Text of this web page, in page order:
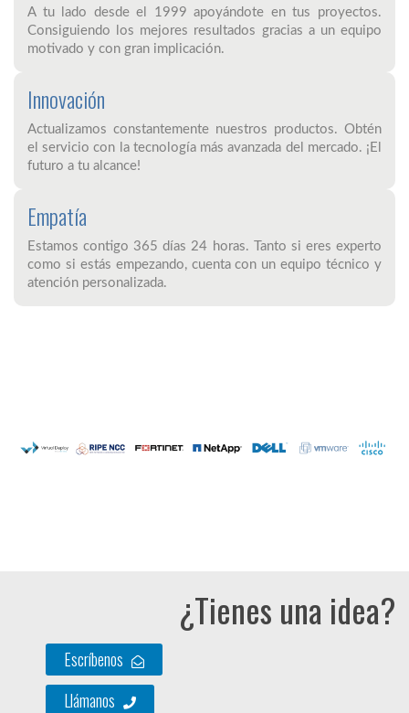
A tu lado desde el 1999 apoyándote en tus proyectos.
Consiguiendo los mejores resultados gracias a un equipo
motivado y con gran implicación.
Innovación
Actualizamos constantemente nuestros productos. Obtén
el servicio con la tecnología más avanzada del mercado. ¡El
futuro a tu alcance!
Empatía
Estamos contigo 365 días 24 horas. Tanto si eres experto
como si estás empezando, cuenta con un equipo técnico y
atención personalizada.
¿Tienes una idea?
Escríbenos
Llámanos